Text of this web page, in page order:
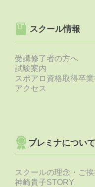
スクール情報
受講修了者の方へ
試験案内
スポアロ資格取得卒
アクセス
プレミナについて
スクールの理念・ご
神崎貴子STORY